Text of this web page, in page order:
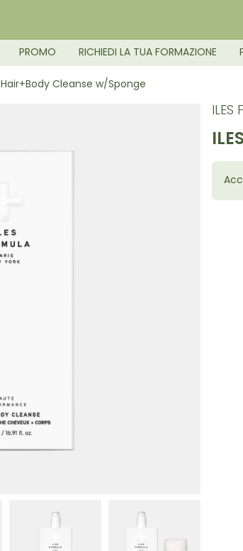
PROMO RICHIEDI LA TUA FORMAZIONE
Hair+Body Cleanse w/Sponge
ILES